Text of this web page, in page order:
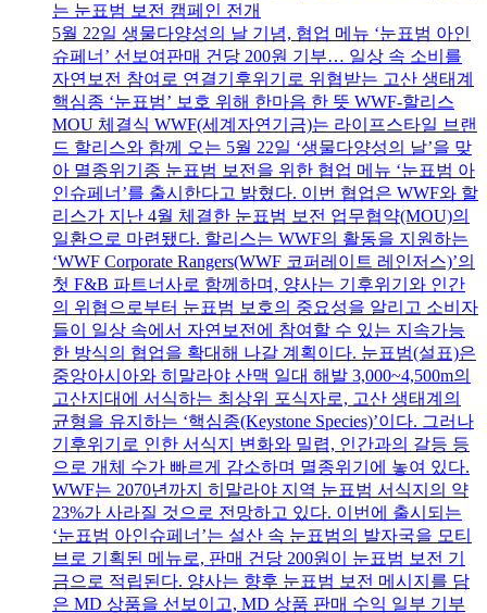
는 눈표범 보전 캠페인 전개
5월 22일 생물다양성의 날 기념, 협업 메뉴 ‘눈표범 아인
슈페너’ 선보여판매 건당 200원 기부… 일상 속 소비를
자연보전 참여로 연결기후위기로 위협받는 고산 생태계
핵심종 ‘눈표범’ 보호 위해 한마음 한 뜻 WWF-할리스
MOU 체결식 WWF(세계자연기금)는 라이프스타일 브랜
드 할리스와 함께 오는 5월 22일 ‘생물다양성의 날’을 맞
아 멸종위기종 눈표범 보전을 위한 협업 메뉴 ‘눈표범 아
인슈페너’를 출시한다고 밝혔다. 이번 협업은 WWF와 할
리스가 지난 4월 체결한 눈표범 보전 업무협약(MOU)의
일환으로 마련됐다. 할리스는 WWF의 활동을 지원하는
‘WWF Corporate Rangers(WWF 코퍼레이트 레인저스)’의
첫 F&B 파트너사로 함께하며, 양사는 기후위기와 인간
의 위협으로부터 눈표범 보호의 중요성을 알리고 소비자
들이 일상 속에서 자연보전에 참여할 수 있는 지속가능
한 방식의 협업을 확대해 나갈 계획이다. 눈표범(설표)은
중앙아시아와 히말라야 산맥 일대 해발 3,000~4,500m의
고산지대에 서식하는 최상위 포식자로, 고산 생태계의
균형을 유지하는 ‘핵심종(Keystone Species)’이다. 그러나
기후위기로 인한 서식지 변화와 밀렵, 인간과의 갈등 등
으로 개체 수가 빠르게 감소하며 멸종위기에 놓여 있다.
WWF는 2070년까지 히말라야 지역 눈표범 서식지의 약
23%가 사라질 것으로 전망하고 있다. 이번에 출시되는
‘눈표범 아인슈페너’는 설산 속 눈표범의 발자국을 모티
브로 기획된 메뉴로, 판매 건당 200원이 눈표범 보전 기
금으로 적립된다. 양사는 향후 눈표범 보전 메시지를 담
은 MD 상품을 선보이고, MD 상품 판매 수익 일부 기부